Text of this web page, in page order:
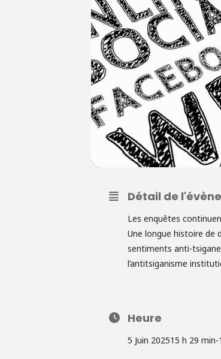
Détail de
Les enquêtes
Une longue histoire de
sentiments anti-
l’antitsiganisme
Heure
5 Juin 202515 h 29 min-